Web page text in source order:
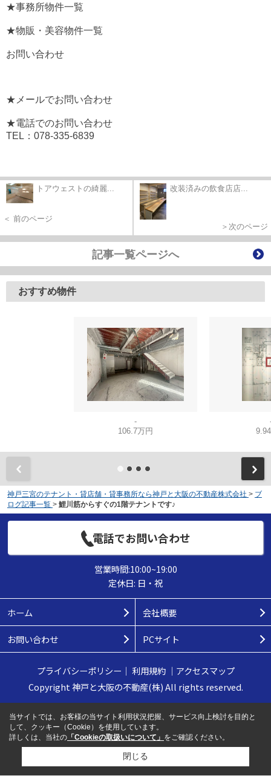
★事務所物件一覧
★物販・美容物件一覧
お問い合わせ
★メールでお問い合わせ
★電話でのお問い合わせ
TEL：078-335-6839
トアウェストの綺麗...
＜ 前のページ
改装済みの飲食店店...
＞次のページ
記事一覧ページへ
おすすめ物件
-
106.7万円
神戸三宮のテナント・貸店舗・貸事務所なら神戸と大阪の不動産株式会社 > ブ
ログ記事一覧 > 鯉川筋からすぐの1階テナントです♪
電話でお問い合わせ
営業時間:10:00~19:00
定休日: 日・祝
ホーム 会社概要
お問い合わせ PCサイト
プライバシーポリシー ｜ 利用規約｜ アクセスマップ
Copyright 神戸と大阪の不動産(株) All rights reserved.
当サイトでは、お客様の当サイト利用状況把握、サービス向上検討を目的と
して、クッキー（Cookie）を使用しています。
詳しくは、当社の 「Cookieの取扱いについて」 をご確認ください。
閉じる